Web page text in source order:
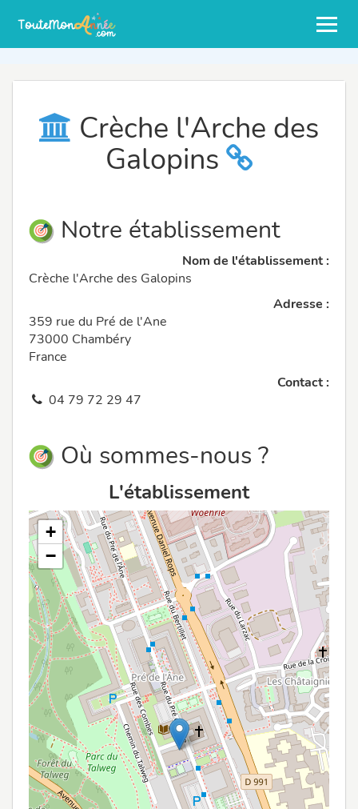
Crèche l'Arche des
Galopins
Notre établissement
Nom de l'établissement :
Crèche l'Arche des Galopins
Adresse :
359 rue du Pré de l'Ane
73000 Chambéry
France
Contact :
04 79 72 29 47
Où sommes-nous ?
L'établissement
+
−